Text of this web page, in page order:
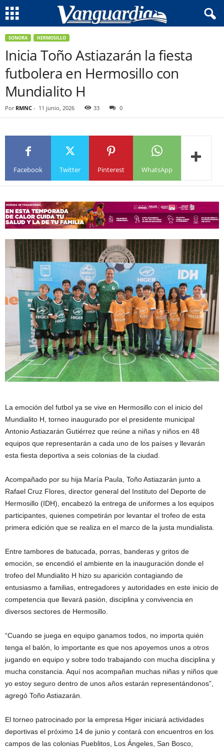
SONORA HERMOSILLO
Inicia Toño Astiazarán la fiesta
futbolera en Hermosillo con
Mundialito H
Por RMNC - 11 junio, 2026 33 0
Facebook Twitter Pinterest WhatsApp
La emoción del futbol ya se vive en Hermosillo con el inicio del
Mundialito H, torneo inaugurado por el presidente municipal
Antonio Astiazarán Gutiérrez que reúne a niñas y niños en 48
equipos que representarán a cada uno de los países y llevarán
esta fiesta deportiva a seis colonias de la ciudad.
Acompañado por su hija María Paula, Toño Astiazarán junto a
Rafael Cruz Flores, director general del Instituto del Deporte de
Hermosillo (IDH), encabezó la entrega de uniformes a los equipos
participantes, quienes competirán por levantar el trofeo de esta
primera edición que se realiza en el marco de la justa mundialista.
Entre tambores de batucada, porras, banderas y gritos de
emoción, se encendió el ambiente en la inauguración donde el
trofeo del Mundialito H hizo su aparición contagiando de
entusiasmo a familias, entregadores y autoridades en este inicio de
competencia que llevará pasión, disciplina y convivencia en
diversos sectores de Hermosillo.
“Cuando se juega en equipo ganamos todos, no importa quién
tenga el balón, lo importante es que nos apoyemos unos a otros
jugando en equipo y sobre todo trabajando con mucha disciplina y
mucha constancia. Aquí nos acompañan muchas niñas y niños que
yo estoy seguro dentro de unos años estarán representándonos”,
agregó Toño Astiazarán.
El torneo patrocinado por la empresa Higer iniciará actividades
deportivas el próximo 14 de junio y contará con encuentros en los
campos de las colonias Pueblitos, Los Ángeles, San Bosco,